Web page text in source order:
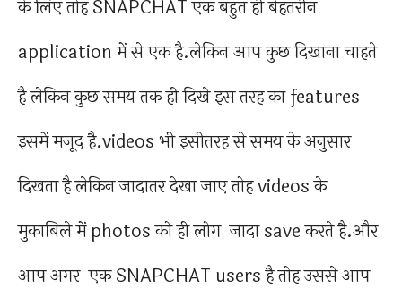
के लिए तोह SNAPCHAT एक बहुत ही बेहतरीन
application में से एक है.लेकिन आप कुछ दिखाना चाहते
है लेकिन कुछ समय तक ही दिखे इस तरह का features
इसमें मजूद है.videos भी इसीतरह से समय के अनुसार
दिखता है लेकिन जादातर देखा जाए तोह videos के
मुकाबिले में photos को ही लोग जादा save करते है.और
आप अगर एक SNAPCHAT users है तोह उससे आप